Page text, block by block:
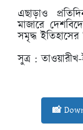
এছাড়াও
মাজারে
সমৃদ্ধ
সুত্র :
📸